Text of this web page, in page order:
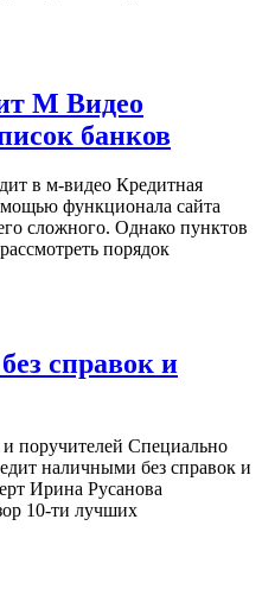
М Видео
банков
в м-видео Кредитная
функционала сайта
сложного. Однако пунктов
порядок
справок и
поручителей Специально
наличными без справок и
Ирина Русанова
10-ти лучших